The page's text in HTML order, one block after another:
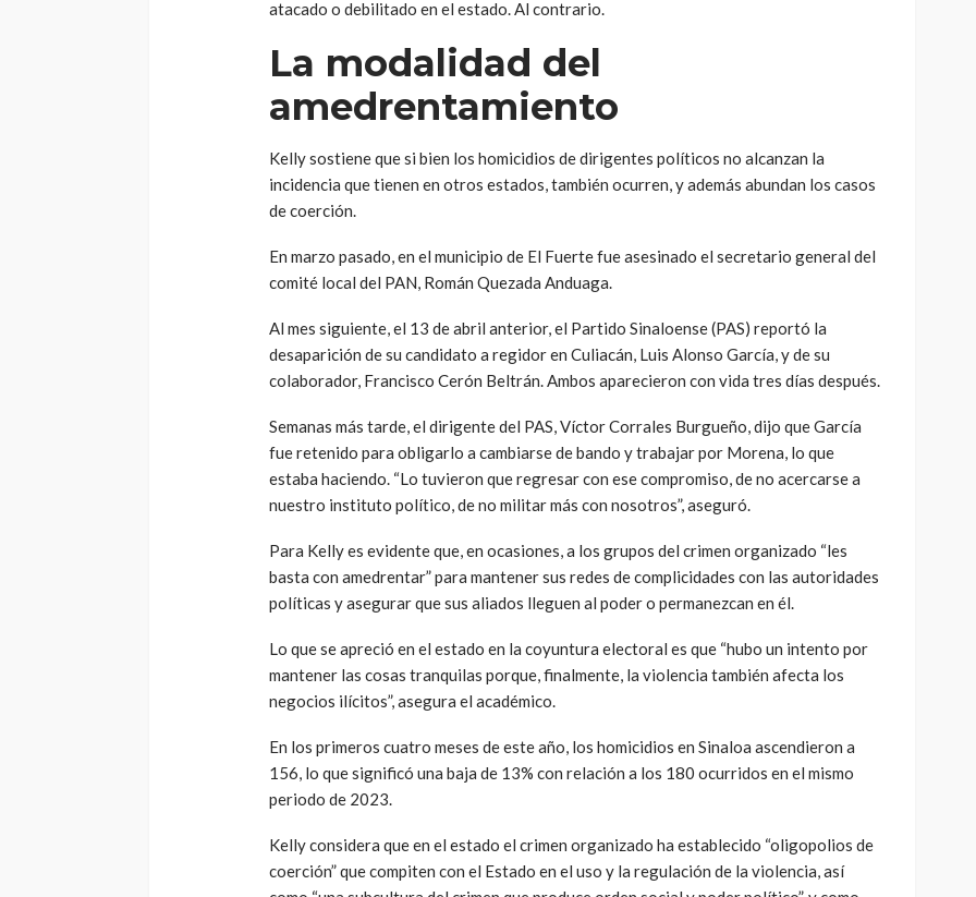
atacado o debilitado en el estado. Al contrario.
La modalidad del
amedrentamiento
Kelly sostiene que si bien los homicidios de dirigentes políticos no alcanzan la
incidencia que tienen en otros estados, también ocurren, y además abundan los casos
de coerción.
En marzo pasado, en el municipio de El Fuerte fue asesinado el secretario general del
comité local del PAN, Román Quezada Anduaga.
Al mes siguiente, el 13 de abril anterior, el Partido Sinaloense (PAS) reportó la
desaparición de su candidato a regidor en Culiacán, Luis Alonso García, y de su
colaborador, Francisco Cerón Beltrán. Ambos aparecieron con vida tres días después.
Semanas más tarde, el dirigente del PAS, Víctor Corrales Burgueño, dijo que García
fue retenido para obligarlo a cambiarse de bando y trabajar por Morena, lo que
estaba haciendo. “Lo tuvieron que regresar con ese compromiso, de no acercarse a
nuestro instituto político, de no militar más con nosotros”, aseguró.
Para Kelly es evidente que, en ocasiones, a los grupos del crimen organizado “les
basta con amedrentar” para mantener sus redes de complicidades con las autoridades
políticas y asegurar que sus aliados lleguen al poder o permanezcan en él.
Lo que se apreció en el estado en la coyuntura electoral es que “hubo un intento por
mantener las cosas tranquilas porque, finalmente, la violencia también afecta los
negocios ilícitos”, asegura el académico.
En los primeros cuatro meses de este año, los homicidios en Sinaloa ascendieron a
156, lo que significó una baja de 13% con relación a los 180 ocurridos en el mismo
periodo de 2023.
Kelly considera que en el estado el crimen organizado ha establecido “oligopolios de
coerción” que compiten con el Estado en el uso y la regulación de la violencia, así